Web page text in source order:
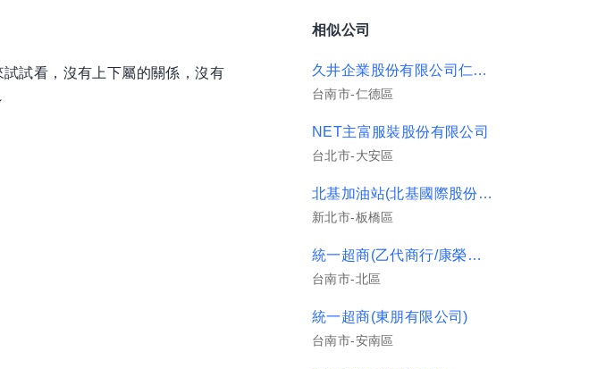
試看，沒有上下屬的關係，沒有
相似公司
久井企業股份有限公司仁德交流道加油加氣站
台南市-仁德區
NET主富服裝股份有限公司
台北市-大安區
北基加油站(北基國際股份有限公司)
新北市-板橋區
統一超商(乙代商行/康榮門市)
台南市-北區
統一超商(東朋有限公司)
台南市-安南區